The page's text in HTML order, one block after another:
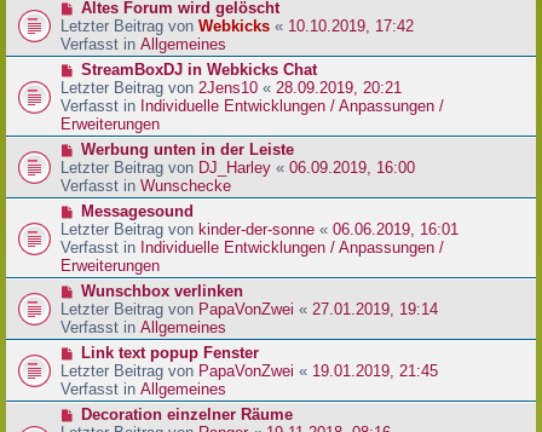
a
g
B
e
i
r
a
g
N
e
u
e
r
B
e
i
r
a
g
Altes Forum wird gelöscht
Letzter Beitrag von Webkicks « 10.10.2019, 17:42
Verfasst in Allgemeines
N
e
u
e
r
B
e
i
r
a
g
StreamBoxDJ in Webkicks Chat
Letzter Beitrag von 2Jens10 « 28.09.2019, 20:21
Verfasst in Individuelle Entwicklungen / Anpassungen /
Erweiterungen
N
e
u
e
r
B
e
i
r
a
g
Werbung unten in der Leiste
Letzter Beitrag von DJ_Harley « 06.09.2019, 16:00
Verfasst in Wunschecke
N
e
u
e
r
B
e
i
r
a
g
Messagesound
Letzter Beitrag von kinder-der-sonne « 06.06.2019, 16:01
Verfasst in Individuelle Entwicklungen / Anpassungen /
Erweiterungen
N
e
u
e
r
B
e
Wunschbox verlinken
Letzter Beitrag von PapaVonZwei « 27.01.2019, 19:14
Verfasst in Allgemeines
N
e
u
e
r
Link text popup Fenster
Letzter Beitrag von PapaVonZwei « 19.01.2019, 21:45
Verfasst in Allgemeines
NDecoration einzelner Räume